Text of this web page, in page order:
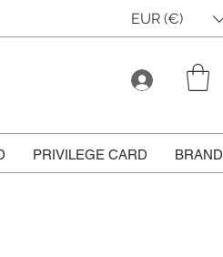
EUR (€)
PRIVILEGE CARD BRAND